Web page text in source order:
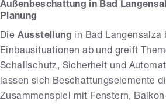
Außenbeschattung in Bad
Planung
Die Ausstellung in Bad Langensalza
Einbausituationen ab und greift
Schallschutz, Sicherheit und
lassen sich Beschattungselemente
Zusammenspiel mit Fenstern,